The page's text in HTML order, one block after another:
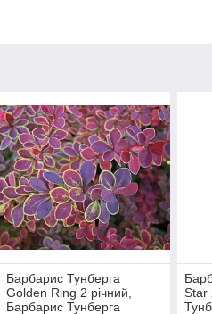
Барбарис Тунберга
Golden Ring 2 річний,
Барбарис Тунберга
Star